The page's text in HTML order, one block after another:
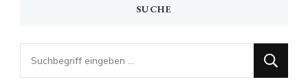
SUCHE
Looking
for